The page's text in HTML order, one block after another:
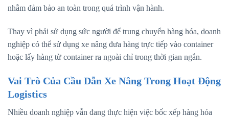
nhằm đảm bảo an toàn trong quá trình vận hành.
Thay vì phải sử dụng sức người để trung chuyển hàng hóa, doanh
nghiệp có thể sử dụng xe nâng đưa hàng trực tiếp vào container
hoặc lấy hàng từ container ra ngoài chỉ trong thời gian ngắn.
Vai Trò Của Cầu Dẫn Xe Nâng Trong Hoạt Động
Logistics
Nhiều doanh nghiệp vẫn đang thực hiện việc bốc xếp hàng hóa